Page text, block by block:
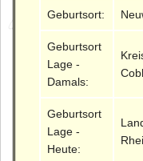
Geburtsort:
Geburtsort
Lage -
Damals:
Geburtsort
Lage -
Heute: